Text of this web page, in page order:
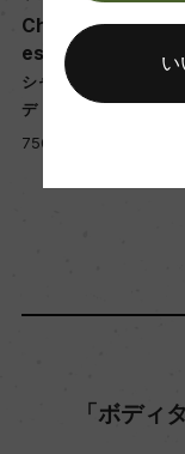
カルボニックマ
熟成：オーク樽
年間生産量
60hl/ha
Chateau Paul
es Mures
シャトー・ポール・マ
デ・ミュール
750ml, 3,150 yen
「ボディ
い